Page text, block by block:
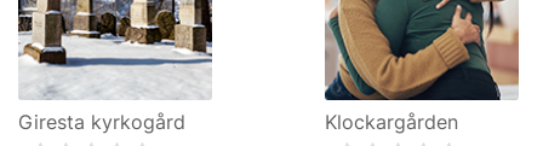
Giresta kyrkogård Klockargården